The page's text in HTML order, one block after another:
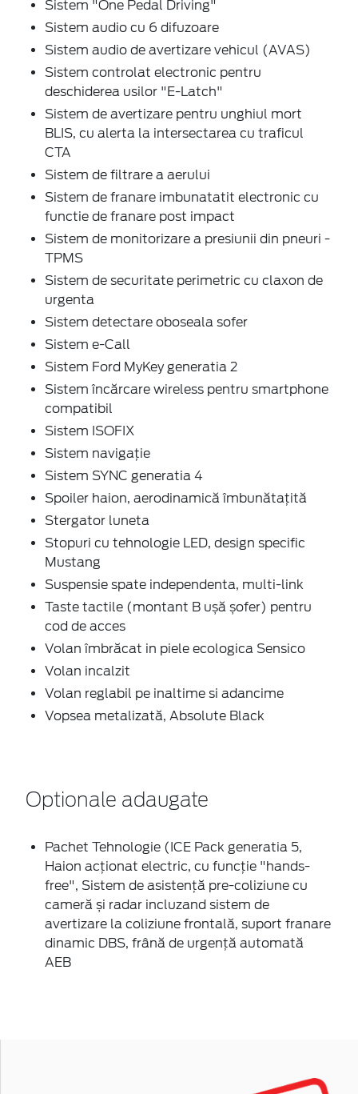
Sistem "One Pedal Driving"
Sistem audio cu 6 difuzoare
Sistem audio de avertizare vehicul (AVAS)
Sistem controlat electronic pentru
deschiderea usilor "E-Latch"
Sistem de avertizare pentru unghiul mort
BLIS, cu alerta la intersectarea cu traficul
CTA
Sistem de filtrare a aerului
Sistem de franare imbunatatit electronic cu
functie de franare post impact
Sistem de monitorizare a presiunii din pneuri -
TPMS
Sistem de securitate perimetric cu claxon de
urgenta
Sistem detectare oboseala sofer
Sistem e-Call
Sistem Ford MyKey generatia 2
Sistem încărcare wireless pentru smartphone
compatibil
Sistem ISOFIX
Sistem navigație
Sistem SYNC generatia 4
Spoiler haion, aerodinamică îmbunătațită
Stergator luneta
Stopuri cu tehnologie LED, design specific
Mustang
Suspensie spate independenta, multi-link
Taste tactile (montant B ușă șofer) pentru
cod de acces
Volan îmbrăcat in piele ecologica Sensico
Volan incalzit
Volan reglabil pe inaltime si adancime
Vopsea metalizată, Absolute Black
Optionale adaugate
Pachet Tehnologie (ICE Pack generatia 5,
Haion acționat electric, cu funcție "hands-
free", Sistem de asistență pre-coliziune cu
cameră și radar incluzand sistem de
avertizare la coliziune frontală, suport franare
dinamic DBS, frână de urgență automată
AEB